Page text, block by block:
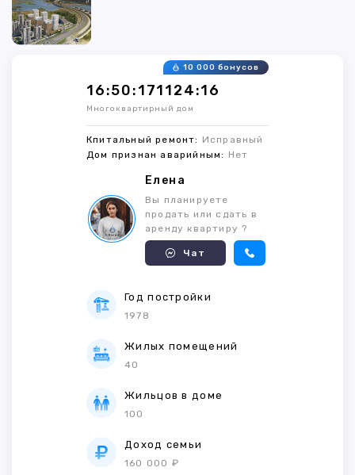
16:50:171124:16
10 000 бонусов
Многоквартирный дом
Кпитальный ремонт: Исправный
Дом признан аварийным: Нет
Елена
Вы планируете
продать или сдать в
аренду квартиру ?
Чат
Год постройки
1978
Жилых помещений
40
Жильцов в доме
100
Доход семьи
160 000 ₽